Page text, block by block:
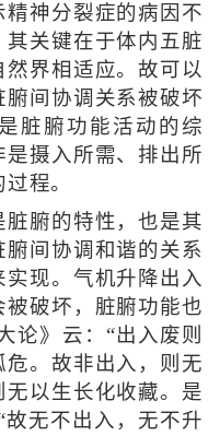
神分裂症的病因不
关键在于体内五脏
界相适应。故可以
间协调关系被破坏
脏腑功能活动的综
摄入所需、排出所
程。
腑的特性，也是其
间协调和谐的关系
现。气机升降出入
破坏，脏腑功能也
论》云：“出入废则
。故非出入，则无
以生长化收藏。是
故无不出入，无不升